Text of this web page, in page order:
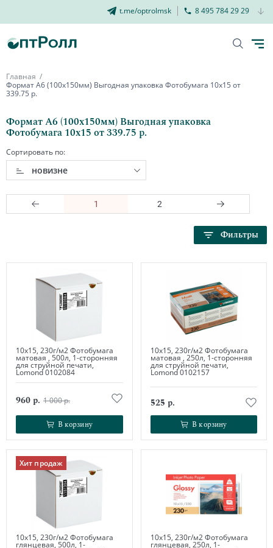
t.me/optrolmsk 8 495 784 29 29
Главная
Формат А6 (100х150мм) Выгодная упаковка Фотобумага 10х15 от
339.75 р.
Формат А6 (100х150мм) Выгодная упаковка
Фотобумага 10х15 от 339.75 р.
Сортировать по:
новизне
1 2
Фильтры
10х15, 230г/м2 Фотобумага
матовая , 500л, 1-сторонняя
для струйной печати,
Lomond 0102084
960 р. 1 000 р.
В корзину
В корзину
10х15, 230г/м2 Фотобумага
матовая , 250л, 1-сторонняя
для струйной печати,
Lomond 0102157
525 р.
В корзину
В корзину
Хит продаж
10х15, 230г/м2 Фотобумага
глянцевая, 500л, 1-
10х15, 230г/м2 Фотобумага
глянцевая, 250л, 1-